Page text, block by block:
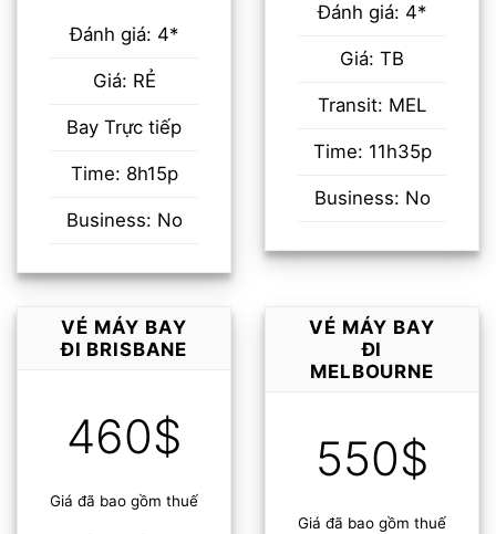
Đánh giá: 4*
Giá: RẺ
Bay Trực tiếp
Time: 8h15p
Business: No
Đánh giá: 4*
Giá: TB
Transit: MEL
Time: 11h35p
Business: No
VÉ MÁY BAY
ĐI BRISBANE
460$
Giá đã bao gồm thuế
VÉ MÁY BAY
ĐI
MELBOURNE
550$
Giá đã bao gồm thuế